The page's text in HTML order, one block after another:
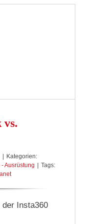
vs.
Kategorien:
Ausrüstung
Tags:
Insta360